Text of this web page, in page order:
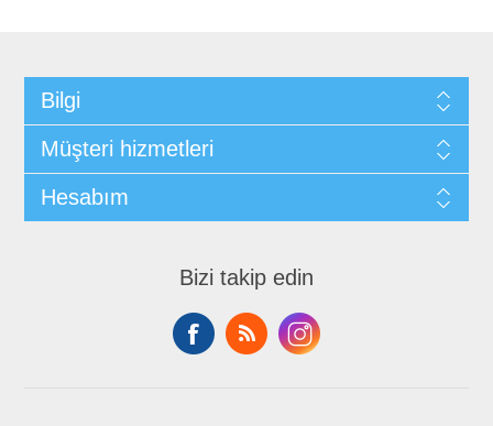
Bilgi
Müşteri hizmetleri
Hesabım
Bizi takip edin